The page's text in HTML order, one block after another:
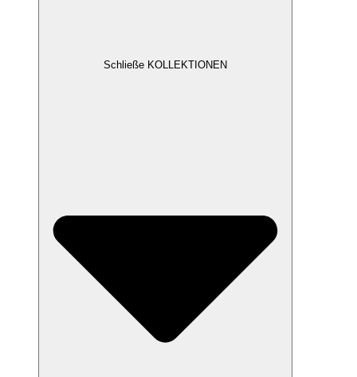
Schließe KOLLEKTIONEN